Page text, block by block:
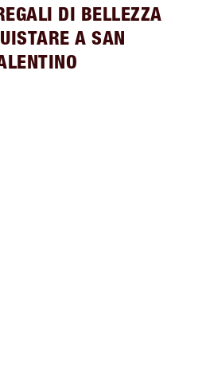
DI BELLEZZA
A SAN